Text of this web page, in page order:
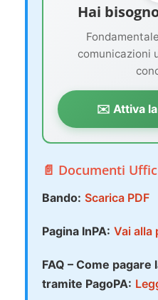
Hai
comunicazioni
✉️ Attiva la
📄 Documenti
Bando: Scarica PDF
Pagina InPA: Vai alla
FAQ – Come
tramite PagoPA: